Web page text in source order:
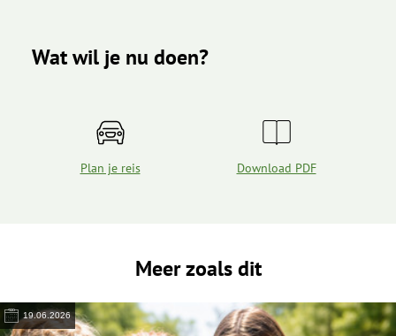
Wat wil je nu doen?
Plan je reis Download PDF
Meer zoals dit
19.06.2026